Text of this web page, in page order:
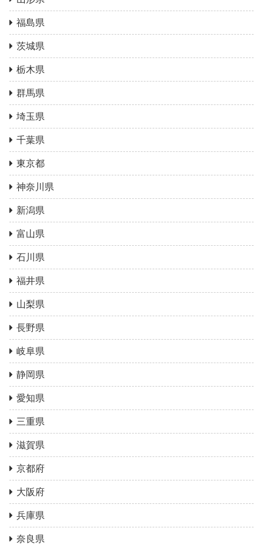
福島県
茨城県
栃木県
群馬県
埼玉県
千葉県
東京都
神奈川県
新潟県
富山県
石川県
福井県
山梨県
長野県
岐阜県
静岡県
愛知県
三重県
滋賀県
京都府
大阪府
兵庫県
奈良県